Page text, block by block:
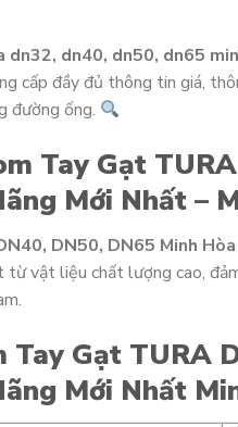
dn40, dn50, dn65
cấp đầy đủ thông tin giá,
đường ống.
Tay Gạt
Mới Nhất –
DN50, DN65 Minh
từ vật liệu chất lượng cao,
Tay Gạt TURA
Mới Nhất